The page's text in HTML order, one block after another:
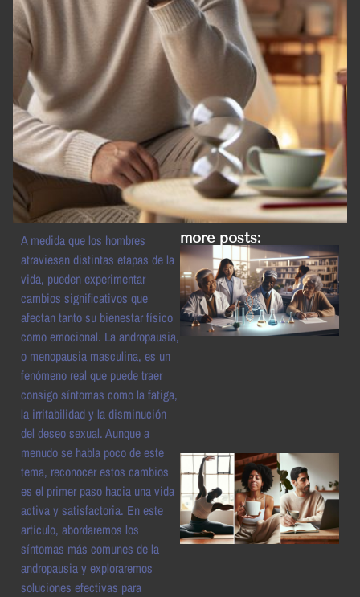
A medida que los hombres
atraviesan distintas etapas de la
vida, pueden experimentar
cambios significativos que
afectan tanto su bienestar físico
como emocional. La andropausia,
o menopausia masculina, es un
fenómeno real que puede traer
consigo síntomas como la fatiga,
la irritabilidad y la disminución
del deseo sexual. Aunque a
menudo se habla poco de este
tema, reconocer estos cambios
es el primer paso hacia una vida
activa y satisfactoria. En este
artículo, abordaremos los
síntomas más comunes de la
andropausia y exploraremos
soluciones efectivas para
more posts: